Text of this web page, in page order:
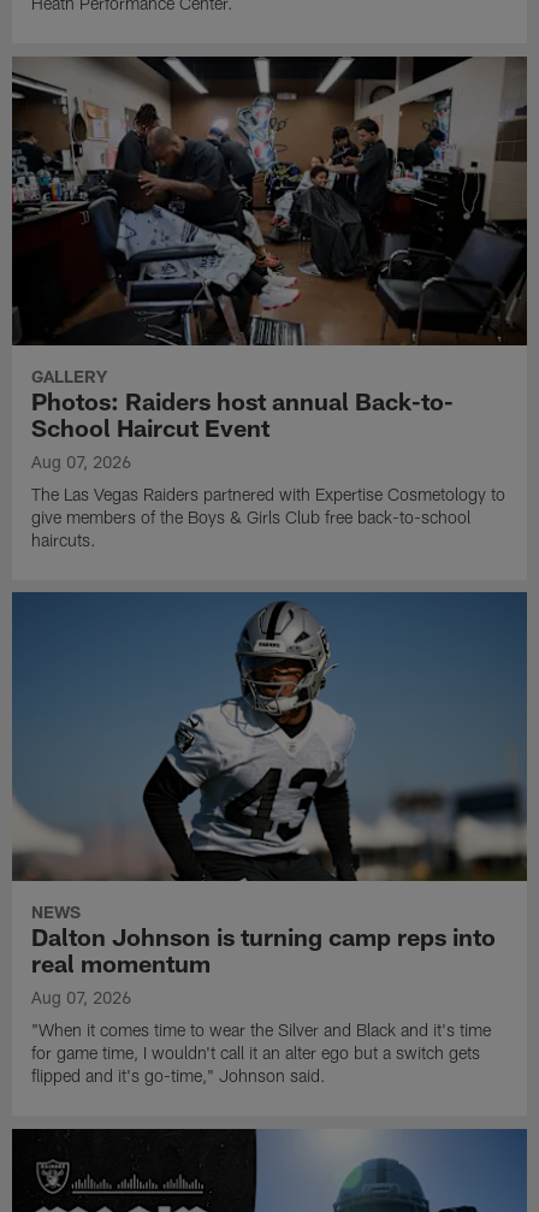
GALLERY
Photos: Raiders host annual Back-to-
School Haircut Event
Aug 07, 2026
The Las Vegas Raiders partnered with Expertise Cosmetology to
give members of the Boys & Girls Club free back-to-school
haircuts.
NEWS
Dalton Johnson is turning camp reps into
real momentum
Aug 07, 2026
"When it comes time to wear the Silver and Black and it's time
for game time, I wouldn't call it an alter ego but a switch gets
flipped and it's go-time," Johnson said.